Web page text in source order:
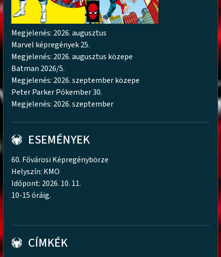
Megjelenés: 2026. augusztus
Marvel képregények 25.
Megjelenés: 2026. augusztus közepe
Batman 2026/5.
Megjelenés: 2026. szeptember közepe
Peter Parker Pókember 30.
Megjelenés: 2026. szeptember
ESEMÉNYEK
60. Fővárosi Képregénybörze
Helyszín: KMO
Időpont: 2026. 10. 11.
10-15 óráig.
CÍMKÉK